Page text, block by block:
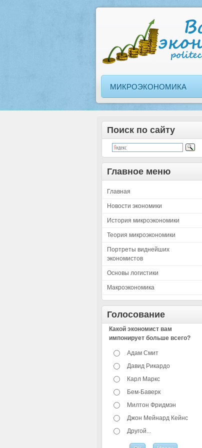
МИКРОЭКОНОМИКА
Поиск по сайту
Главное меню
Главная
Новости экономики
История микроэкономики
Теория микроэкономики
Портреты виднейших
экономистов
Основы логистики
Макроэкономика
Голосование
Какой экономист вам
импонирует больше всего?
Адам Смит
Давид Рикардо
Карл Маркс
Бем-Баверк
Милтон Фридмэн
Джон Мейнард Кейнс
Другой...